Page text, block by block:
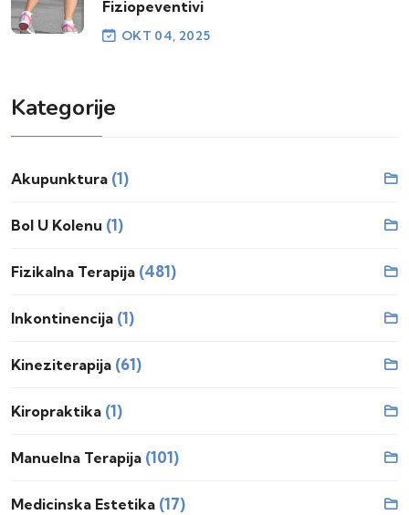
Fiziopeventivi
OKT 04, 2025
Kategorije
Akupunktura (1)
Bol U Kolenu (1)
Fizikalna Terapija (481)
Inkontinencija (1)
Kineziterapija (61)
Kiropraktika (1)
Manuelna Terapija (101)
Medicinska Estetika (17)